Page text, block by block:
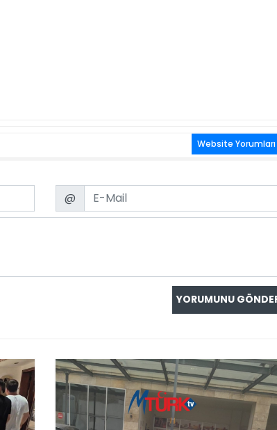
Website Yorumları
Email
@